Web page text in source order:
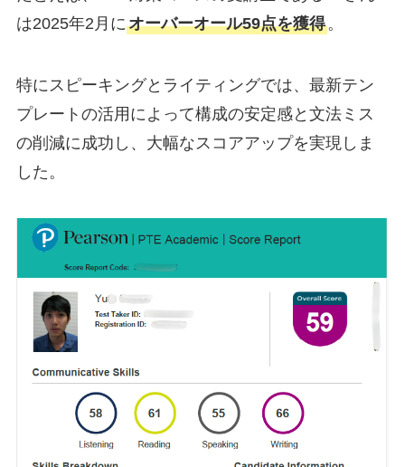
は2025年2月にオーバーオール59点を獲得。
特にスピーキングとライティングでは、最新テン
プレートの活用によって構成の安定感と文法ミス
の削減に成功し、大幅なスコアアップを実現しま
した。